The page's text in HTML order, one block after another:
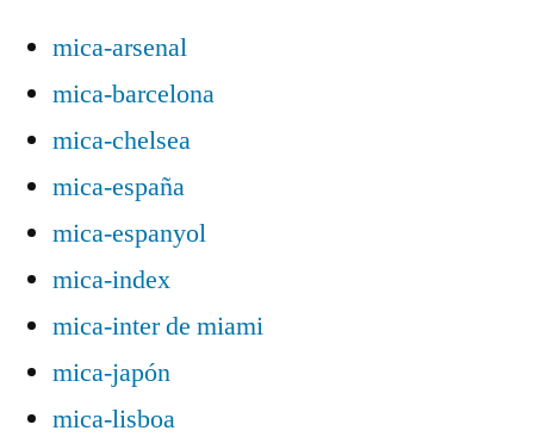
mica-arsenal
mica-barcelona
mica-chelsea
mica-españa
mica-espanyol
mica-index
mica-inter de miami
mica-japón
mica-lisboa